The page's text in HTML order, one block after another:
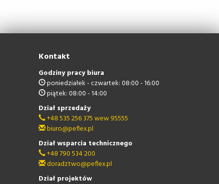
Kontakt
Godziny pracy biura
poniedziałek - czwartek: 08:00 - 16:00
piątek: 08:00 - 14:00
Dział sprzedaży
+48 535 256 375 wew 95555
biuro@peflex.pl
Dział wsparcia technicznego
+48 790 534 200
doradztwo@peflex.pl
Dział projektów